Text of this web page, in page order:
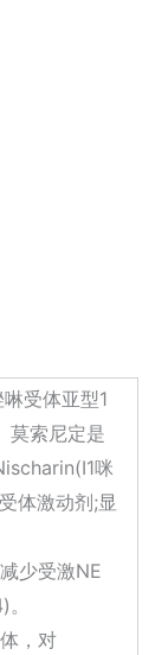
受体亚型1
莫索尼定是
咪
体激动剂;显
少受激NE
，对